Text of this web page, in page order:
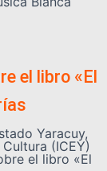
el libro «El
Yaracuy,
(ICEY)
el libro «El